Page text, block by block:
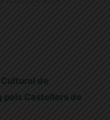
de
pels Castellers de